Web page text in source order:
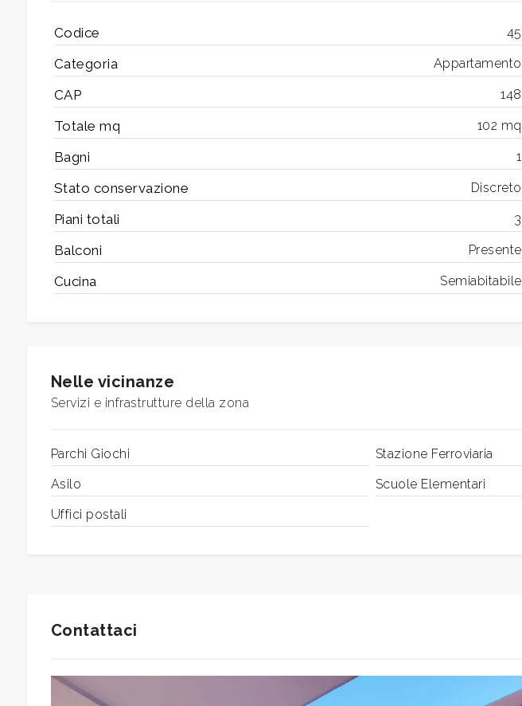
Codice 45
Categoria Appartamento
CAP 148
Totale mq 102 mq
Bagni 1
Stato conservazione Discreto
Piani totali 3
Balconi Presente
Cucina Semiabitabile
Nelle vicinanze
Servizi e infrastrutture della zona
Parchi Giochi Stazione Ferroviaria
Asilo
Scuole Elementari
Uffici postali
Contattaci
minimi
Qualsiasi
Camere
Qualsiasi